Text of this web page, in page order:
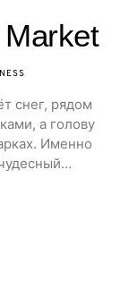
снег, рядом
а голову
Именно